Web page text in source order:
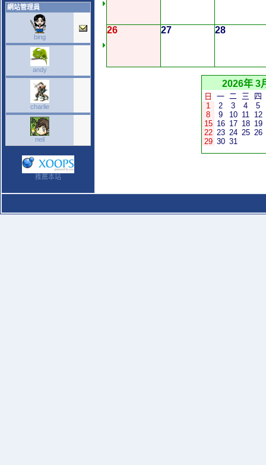
網站管理員
bing
andy
charlie
neil
推薦本站
26 27 28
2026年 3
日 一 二 三
四
1
2 3 4
5
8
9 10 11 12
15 16 17 18 19
22 23 24 25 26
29 30 31